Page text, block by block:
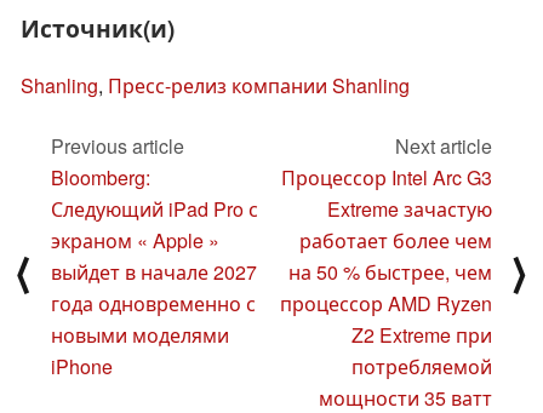
Источник(и)
Shanling, Пресс-релиз компании Shanling
⟨
Previous article
Bloomberg:
Следующий iPad Pro с
экраном « Apple »
выйдет в начале 2027
года одновременно с
новыми моделями
iPhone
Next article
Процессор Intel Arc G3
Extreme зачастую
работает более чем
на 50 % быстрее, чем
процессор AMD Ryzen
Z2 Extreme при
потребляемой
мощности 35 ватт
⟩